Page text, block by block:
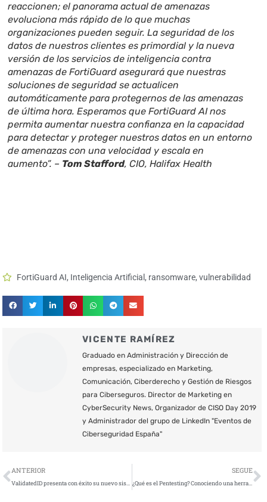
reaccionen; el panorama actual de amenazas
evoluciona más rápido de lo que muchas
organizaciones pueden seguir. La seguridad de los
datos de nuestros clientes es primordial y la nueva
versión de los servicios de inteligencia contra
amenazas de FortiGuard asegurará que nuestras
soluciones de seguridad se actualicen
automáticamente para protegernos de las amenazas
de última hora. Esperamos que FortiGuard AI nos
permita aumentar nuestra confianza en la capacidad
para detectar y proteger nuestros datos en un entorno
de amenazas con una velocidad y escala en
aumento”. – Tom Stafford, CIO, Halifax Health
FortiGuard AI, Inteligencia Artificial , ransomware,vulnerabilidad
VICENTE RAMÍREZ
Graduado en Administración y Dirección de
empresas, especializado en Marketing,
Comunicación, Ciberderecho y Gestión de Riesgos
para Ciberseguros. Director de Marketing en
CyberSecurity News, Organizador de CISO Day 2019
y Administrador del grupo de LinkedIn "Eventos de
Ciberseguridad España"
Ant
ANTERIOR
ValidatedID presenta con éxito su nuevo sistema de identidad digital basado en tecnología Blockchain
SEGUE
¿Qué es el Pentesting? Conociendo una herramienta muy valiosa para tu empresa